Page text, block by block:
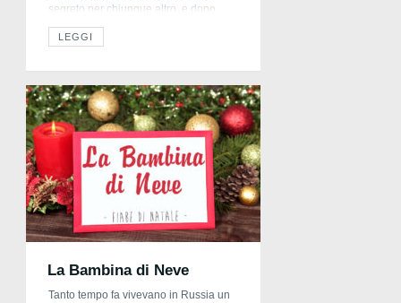
segreto per chiunque altro, e dopo
poco la casa profumava da cima a
fondo di cannella, chiodi di garofano e
facevano parte dell’atmosfera, e si
sentivano […]
LEGGI
La Bambina di Neve
Tanto tempo fa vivevano in Russia un